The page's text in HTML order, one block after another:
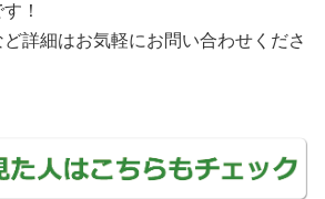
！
詳細はお気軽にお問い合わせくださ